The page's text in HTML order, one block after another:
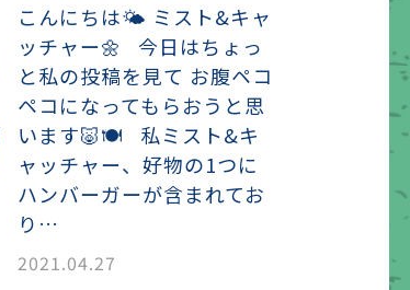
こんにちは🌤 ミスト&キャ
ッチャー🌼 今日はちょっ
と私の投稿を見て お腹ペコ
ペコになってもらおうと思
います🐷🍽 私ミスト&キ
ャッチャー、好物の1つに
ハンバーガーが含まれてお
り…
2021.04.27